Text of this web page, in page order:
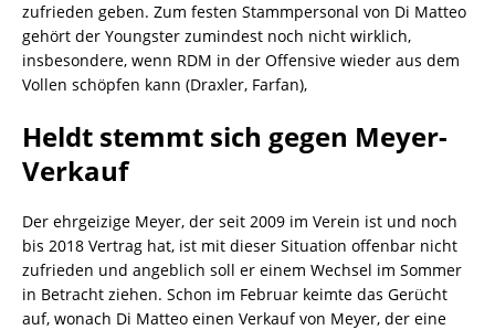
zufrieden geben. Zum festen Stammpersonal von Di Matteo
gehört der Youngster zumindest noch nicht wirklich,
insbesondere, wenn RDM in der Offensive wieder aus dem
Vollen schöpfen kann (Draxler, Farfan),
Heldt stemmt sich gegen Meyer-
Verkauf
Der ehrgeizige Meyer, der seit 2009 im Verein ist und noch
bis 2018 Vertrag hat, ist mit dieser Situation offenbar nicht
zufrieden und angeblich soll er einem Wechsel im Sommer
in Betracht ziehen. Schon im Februar keimte das Gerücht
auf, wonach Di Matteo einen Verkauf von Meyer, der eine